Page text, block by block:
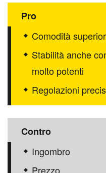
Pro
Comodità
Stabilità anche
molto potenti
Regolazioni
Contro
Ingombro
Prezzo